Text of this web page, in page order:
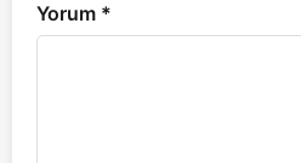
Yorum *